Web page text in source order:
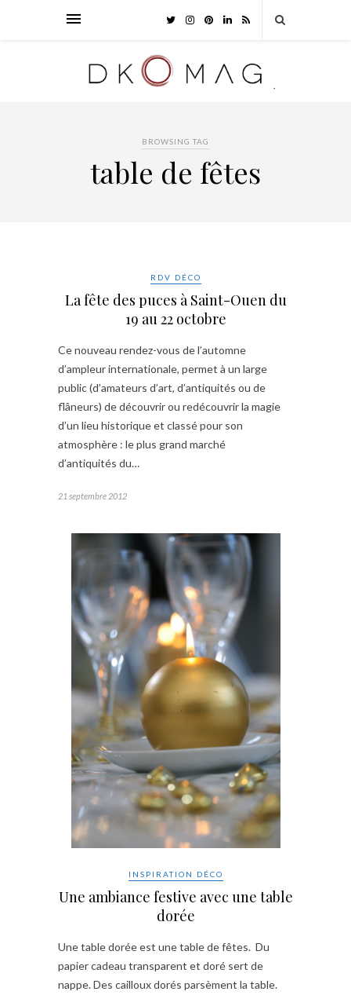
BROWSING TAG
table de fêtes
RDV DÉCO
La fête des puces à Saint-Ouen du
19 au 22 octobre
Ce nouveau rendez-vous de l’automne
d’ampleur internationale, permet à un large
public (d’amateurs d’art, d’antiquités ou de
flâneurs) de découvrir ou redécouvrir la magie
d’un lieu historique et classé pour son
atmosphère : le plus grand marché
d’antiquités du…
21 septembre 2012
INSPIRATION DÉCO
Une ambiance festive avec une table
dorée
Une table dorée est une table de fêtes. Du
papier cadeau transparent et doré sert de
nappe. Des cailloux dorés parsèment la table.